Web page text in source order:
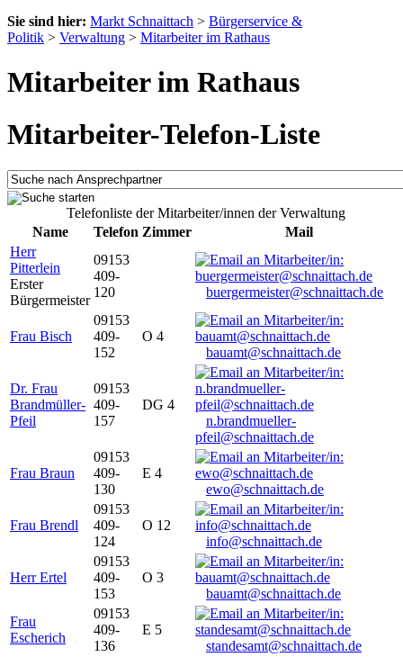
Sie sind hier: Markt Schnaittach > Bürgerservice &
Politik > Verwaltung > Mitarbeiter im Rathaus
Mitarbeiter im Rathaus
Mitarbeiter-Telefon-Liste
Telefonliste der Mitarbeiter/innen der Verwaltung
Name
Telefon Zimmer
Mail
Herr
Pitterlein
Erster
Bürgermeister
09153
409-
120
buergermeister@schnaittach.de
Frau Bisch
09153
409-
152
O 4
bauamt@schnaittach.de
Dr. Frau
Brandmüller-
Pfeil
09153
409-
157
DG 4
n.brandmueller-
pfeil@schnaittach.de
Frau Braun
09153
409-
130
E 4
ewo@schnaittach.de
Frau Brendl
09153
409-
124
O 12
info@schnaittach.de
Herr Ertel
09153
409-
153
O 3
bauamt@schnaittach.de
Frau
Escherich
09153
409-
136
E 5
standesamt@schnaittach.de